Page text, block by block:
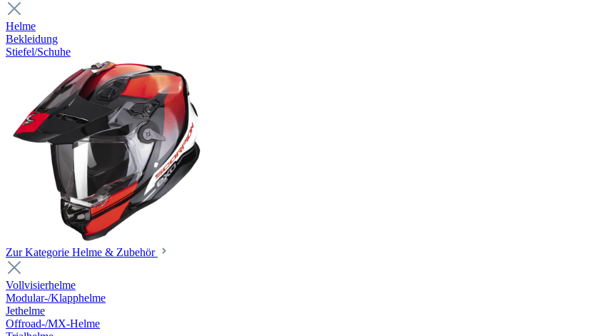
Helme
Bekleidung
Stiefel/Schuhe
Zur Kategorie Helme & Zubehör
Vollvisierhelme
Modular-/Klapphelme
Jethelme
Offroad-/MX-Helme